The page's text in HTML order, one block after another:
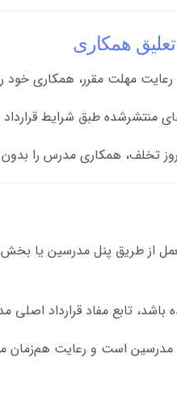
رعایت مهلت مقرر، همکاری خود
منتشرشده طبق شرایط
تخلف، همکاری مدرس را بدون
از طریق پنل مدرسین یا
باشد، تابع مفاد قرارداد
مدرسین است و رعایت هم‌زمان